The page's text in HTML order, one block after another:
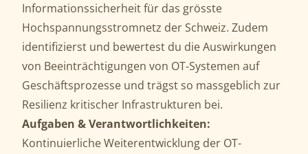
Informationssicherheit für das grösste
Hochspannungsstromnetz der Schweiz. Zudem
identifizierst und bewertest du die Auswirkungen
von Beeinträchtigungen von OT‑Systemen auf
Geschäftsprozesse und trägst so massgeblich zur
Resilienz kritischer Infrastrukturen bei.
Aufgaben & Verantwortlichkeiten:
Kontinuierliche Weiterentwicklung der OT-